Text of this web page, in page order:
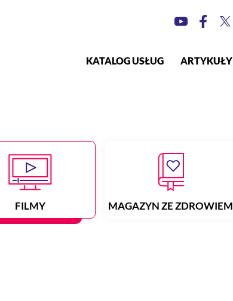
KATALOG USŁUG ARTYKUŁY
FILMY MAGAZYN ZE ZDROWIEM